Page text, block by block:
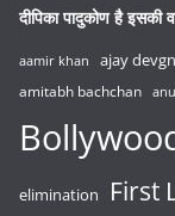
दीपिका पादुकोण है
aamir khan ajay devgn
amitabh bachchan
elimination First